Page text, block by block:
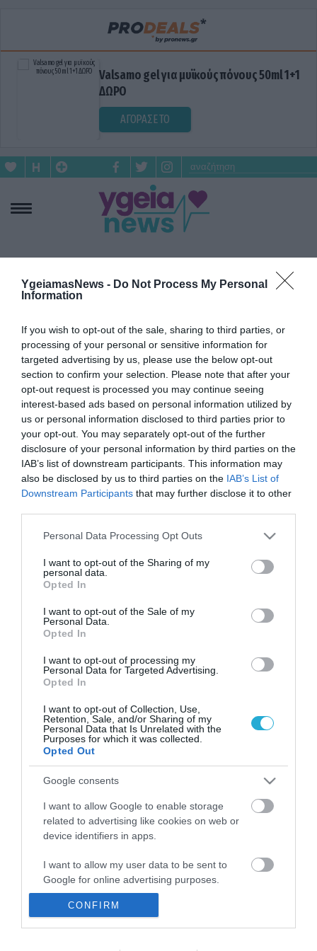
YgeiamasNews - Do Not Process My Personal
Information
If you wish to opt-out of the sale, sharing to third parties, or
processing of your personal or sensitive information for
targeted advertising by us, please use the below opt-out
section to confirm your selection. Please note that after your
opt-out request is processed you may continue seeing
interest-based ads based on personal information utilized by
us or personal information disclosed to third parties prior to
your opt-out. You may separately opt-out of the further
disclosure of your personal information by third parties on the
IAB’s list of downstream participants. This information may
also be disclosed by us to third parties on the IAB’s List of
Downstream Participants that may further disclose it to other
Please note that this website/app uses one or more Google
not limited to your visit or usage behaviour. You may click to
grant or deny consent to Google and its third-party tags to
use your data for below specified purposes in below Google
consent section.
Personal Data Processing Opt Outs
I want to opt-out of the Sharing of my
personal data.
Opted In
I want to opt-out of the Sale of my
Personal Data.
Opted In
I want to opt-out of processing my
Personal Data for Targeted Advertising.
Opted In
I want to opt-out of Collection, Use,
Retention, Sale, and/or Sharing of my
Personal Data that Is Unrelated with the
Purposes for which it was collected.
Opted Out
Google consents
I want to allow Google to enable storage
related to advertising like cookies on web or
device identifiers in apps.
I want to allow my user data to be sent to
Google for online advertising purposes.
I want to allow Google to send me
CONFIRM
Valsamo gel για μυϊκούς πόνους 50ml 1+1
ΔΩΡΟ
ΑΓΟΡΑΣΕ ΤΟ
ΑΜΠΑΤΖΟΓΛΟΥ
ΥΓΕΙΑ
Όλοι πλέον παραδέχονται ότι ο ΕΟΠΠΥ
καταρρέει
Ο ΕΟΠΥΥ, το δεύτερο μεγαλύτερο ασφαλιστικό ταμείο της
Ευρώπης, έχει άδεια ταμεία. Ο κίνδυνος να μείνουν χωρίς
είναι ορατός σύμφωνα με εκπροσώπους όλων των κλάδων
υγείας αλλά και πολιτικών παραγόντων.Προτάσεις για την
βιωσιμότητα του ταμείου παρουσίασε ο Πανελλήνιος
Φαρμακευτικός Σύλλογος σε εκδήλωση – ανοικτό διάλογο με
24.05.2012 13:56
Πρόεδρος ΕΟΦ: “Τα media κάνουν κακό στα
γενόσημα”
Τα “πήρε”….με τον πόλεμο που έχει ξεσπάσει τον τελευταίο
φαρμακοβιομηχανίες για τα γενόσημα, ο Πρόεδρος του ΕΟΦ,
και απέδωσε την απαξίωση των αντίγραφων φαρμάκων στα
media.Μιλώντας σε ημερίδα της Εθνικής Σχολής Δημόσιας
Υγείας, ο κ. Τούντας ξέχασε ότι μέχρι πρόσφατα ο ίδιος
υποστήριζε πως δεν έχει την δυνατότητα ο […]
15:35